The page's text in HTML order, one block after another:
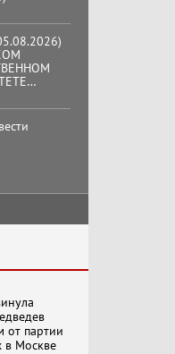
ИМЕНИ
от партии
в Москве